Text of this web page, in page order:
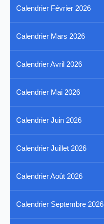
Calendrier Février 2026
Calendrier Mars 2026
Calendrier Avril 2026
Calendrier Mai 2026
Calendrier Juin 2026
Calendrier Juillet 2026
Calendrier Août 2026
Calendrier Septembre 2026